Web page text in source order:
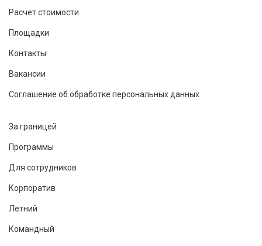
Расчет стоимости
Площадки
Контакты
Вакансии
Соглашение об обработке персональных данных
За границей
Программы
Для сотрудников
Корпоратив
Летний
Командный